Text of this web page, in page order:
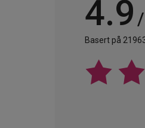
4.9
Basert på